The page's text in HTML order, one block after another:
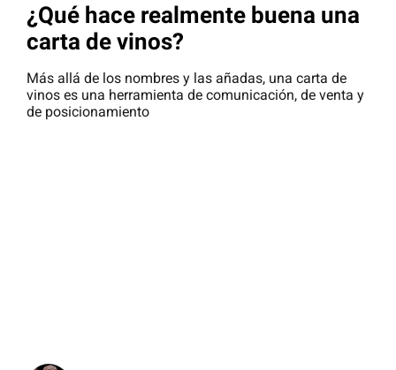
¿Qué hace realmente buena una
carta de vinos?
Más allá de los nombres y las añadas, una carta de
vinos es una herramienta de comunicación, de venta y
de posicionamiento